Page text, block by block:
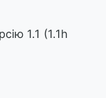
1.1 (1.1h